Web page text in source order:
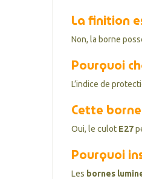
La finition
Non, la borne
Pourquoi
L’indice de
Cette
Oui, le culot E27
Pourquoi
Les bornes